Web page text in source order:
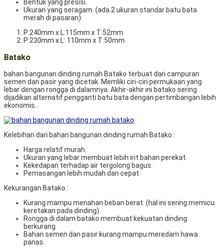
Bentuk yang presisi.
Ukuran yang seragam. (ada 2 ukuran standar batu bata
merah di pasaran):
P:240mm x L:115mm x T:52mm
P:230mm x L: 110mm x T:50mm
Batako
bahan bangunan dinding rumah Batako terbuat dari campuran
semen dan pasir yang dicetak. Memliki ciri-ciri permukaan yang
lebar dengan rongga di dalamnya. Akhir-akhir ini batako sering
dijadikan alternatif pengganti batu bata dengan pertimbangan lebih
ekonomis.
Kelebihan dari bahan bangunan dinding rumah Batako :
Harga relatif murah.
Ukuran yang lebar membuat lebih irit bahan perekat.
Kekedapan terhadap air tergolong bagus.
Pemasangan lebih mudah dan cepat.
Kekurangan Batako :
Kurang mampu menahan beban berat. (hal ini sering memicu
keretakan pada dinding).
Rongga di dalam batako membuat kekuatan dinding
berkurang.
Bahan semen dan pasir kurang mampu meredam hawa
panas.